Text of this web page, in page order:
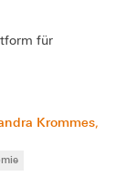
für
Krommes,